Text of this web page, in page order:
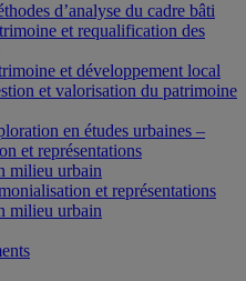
d’analyse du cadre bâti
et requalification des
et développement local
et valorisation du patrimoine
en études urbaines –
et représentations
milieu urbain
et représentations
milieu urbain